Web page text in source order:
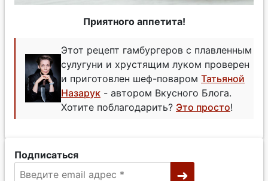
Приятного аппетита!
Этот рецепт гамбургеров с плавленным
сулугуни и хрустящим луком проверен
и приготовлен шеф-поваром Татьяной
Назарук - автором Вкусного Блога.
Хотите поблагодарить? Это просто!
Подписаться